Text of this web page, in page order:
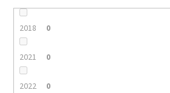
2018 0
2021 0
2022 0